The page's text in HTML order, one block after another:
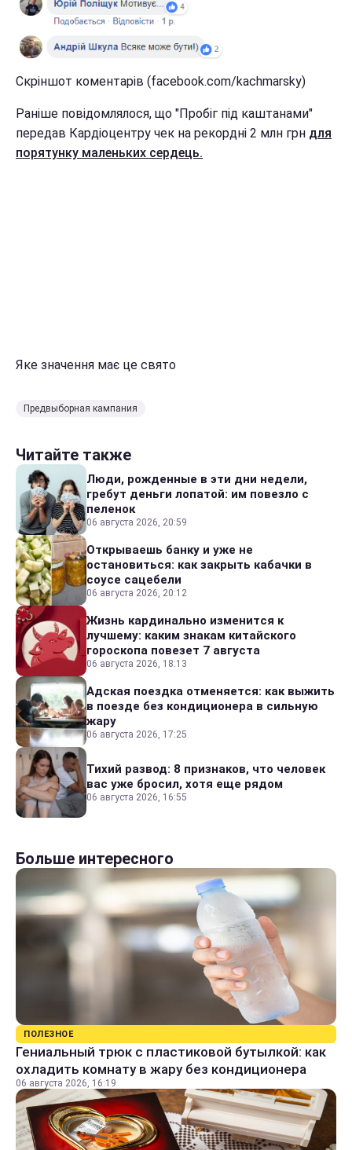
Скріншот коментарів (facebook.com/kachmarsky)
Раніше повідомлялося, що "Пробіг під каштанами"
передав Кардіоцентру чек на рекордні 2 млн грн для
порятунку маленьких сердець.
Яке значення має це свято
Предвыборная кампания
Читайте также
Люди, рожденные в эти дни недели,
гребут деньги лопатой: им повезло с
пеленок
06 августа 2026, 20:59
Открываешь банку и уже не
остановиться: как закрыть кабачки в
соусе сацебели
06 августа 2026, 20:12
Жизнь кардинально изменится к
лучшему: каким знакам китайского
гороскопа повезет 7 августа
06 августа 2026, 18:13
Адская поездка отменяется: как выжить
в поезде без кондиционера в сильную
жару
06 августа 2026, 17:25
Тихий развод: 8 признаков, что человек
вас уже бросил, хотя еще рядом
06 августа 2026, 16:55
Больше интересного
ПОЛЕЗНОЕ
Гениальный трюк с пластиковой бутылкой: как
охладить комнату в жару без кондиционера
06 августа 2026, 16:19